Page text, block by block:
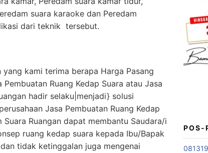
suara karaoke dan Peredam
dari teknik tersebut.
kami terima berapa Harga Pasang
Pembuatan Ruang Kedap Suara atau Jasa
hadir selaku|menjadi} solusi
Jasa Pembuatan Ruang Kedap
Ruangan dapat membantu Saudara/i
ruang kedap suara kepada Ibu/Bapak
tidak ketinggalan juga mengenai
POS-